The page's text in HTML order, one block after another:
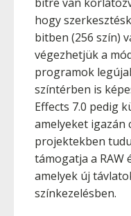
hogy
bitben (256 szín)
végezhetjük a
programok
színtérben is
Effects 7.0 pedig
amelyeket igazán
projektekben
támogatja a RAW
amelyek új
színkezelésben.